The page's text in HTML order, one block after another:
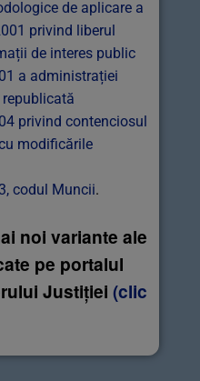
de aplicare a
privind liberul
de interes public
a administrației
privind contenciosul
modificările
codul Muncii.
noi variante ale
pe portalul
Justiției (clic